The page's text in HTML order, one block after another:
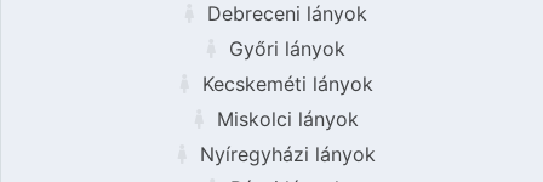
Debreceni lányok
Győri lányok
Kecskeméti lányok
Miskolci lányok
Nyíregyházi lányok